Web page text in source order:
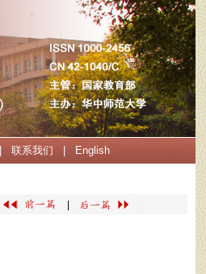
联系我们 English